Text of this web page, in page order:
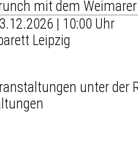
mit dem
| 10:00 Uhr
Leipzig